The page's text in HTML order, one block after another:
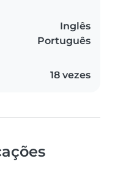
Inglês
Português
18 vezes